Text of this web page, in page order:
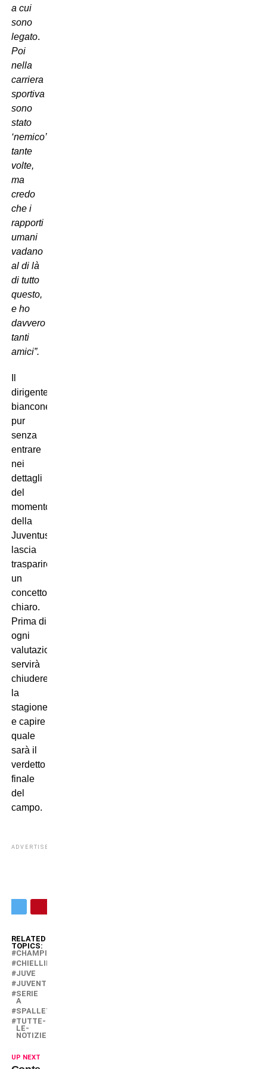
a cui
sono
legato.
Poi
nella
carriera
sportiva
sono
stato
‘nemico’
tante
volte,
ma
credo
che i
rapporti
umani
vadano
al di là
di tutto
questo,
e ho
davvero
tanti
amici”.
dirigente
bianconero,
pur
senza
entrare
nei
dettagli
del
momento
della
Juventus,
lascia
trasparire
un
concetto
chiaro.
Prima di
ogni
valutazione
servirà
chiudere
la
stagione
e capire
quale
sarà il
verdetto
finale
del
campo.
ADVERTISEMENT
RELATED
TOPICS:
CHAMPIONS
CHIELLINI
JUVE
JUVENTUS
SERIE
A
SPALLETTI
TUTTE-
LE-
NOTIZIE
UP NEXT